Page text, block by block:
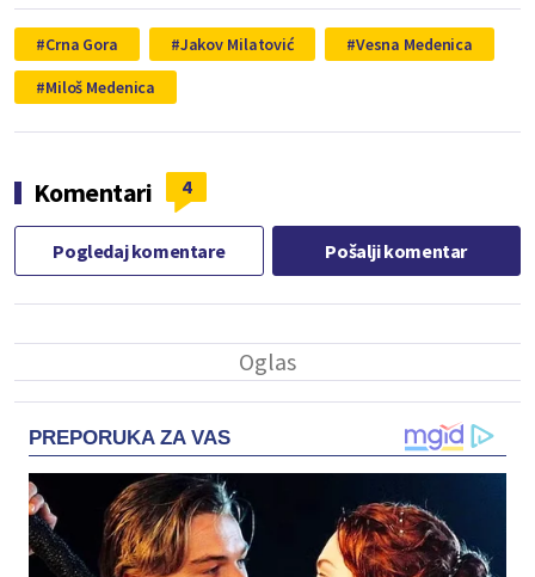
Crna Gora Jakov Milatović
Vesna Medenica
Miloš Medenica
Komentari 4
Pogledaj komentare Pošalji komentar
PREPORUKA ZA VAS